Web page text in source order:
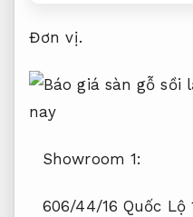
Đơn vị.
Showroom 1:
606/44/16 Quốc Lộ